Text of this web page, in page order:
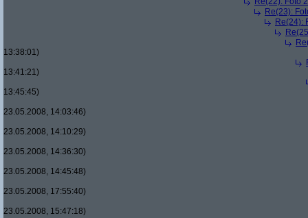
Re(23):
Re(24):
13:38:01)
13:41:21)
13:45:45)
23.05.2008, 14:03:46)
23.05.2008, 14:10:29)
23.05.2008, 14:36:30)
23.05.2008, 14:45:48)
23.05.2008, 17:55:40)
23.05.2008, 15:47:18)